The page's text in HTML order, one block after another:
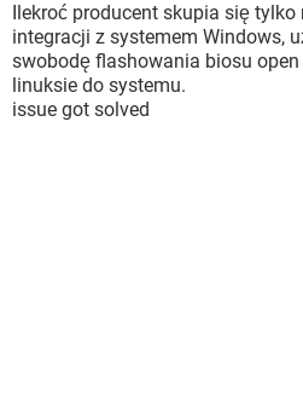
Ilekroć producent skupia się
integracji z systemem Windows,
swobodę flashowania biosu
linuksie do systemu.
issue got solved